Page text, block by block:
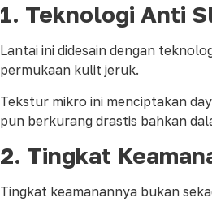
1. Teknologi Anti
Lantai ini didesain dengan
permukaan kulit jeruk.
Tekstur mikro ini menciptakan
pun berkurang drastis bahkan
2. Tingkat
Tingkat keamanannya bukan